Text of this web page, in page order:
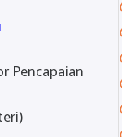
Pencapaian